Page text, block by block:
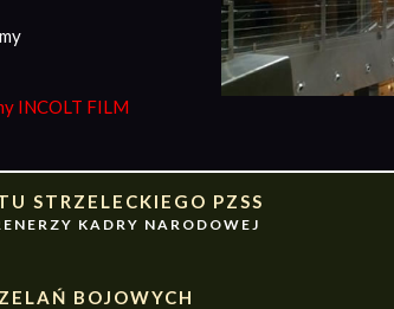
INCOLT FILM
STRZELECKIEGO PZSS
KADRY NARODOWEJ
BOJOWYCH